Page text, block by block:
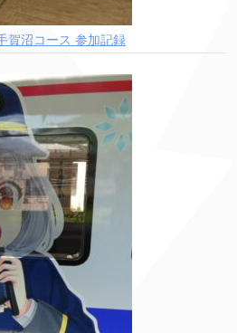
賀沼コース 参加記録